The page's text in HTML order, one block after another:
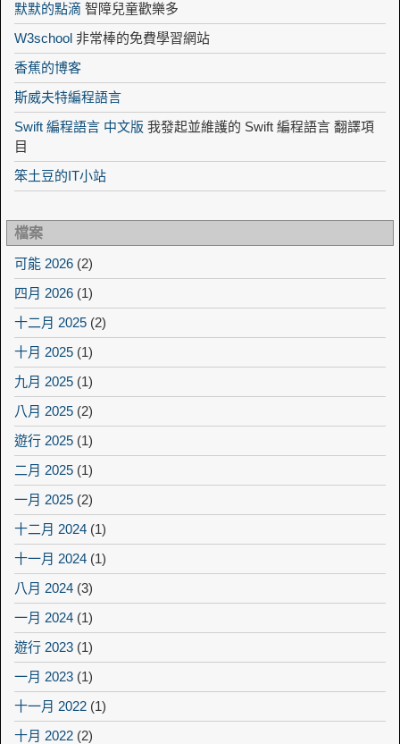
默默的點滴 智障兒童歡樂多
W3school 非常棒的免費學習網站
香蕉的博客
斯威夫特編程語言
Swift 編程語言 中文版 我發起並維護的 Swift 編程語言 翻譯項
目
笨土豆的IT小站
檔案
可能 2026 (2)
四月 2026 (1)
十二月 2025 (2)
十月 2025 (1)
九月 2025 (1)
八月 2025 (2)
遊行 2025 (1)
二月 2025 (1)
一月 2025 (2)
十二月 2024 (1)
十一月 2024 (1)
八月 2024 (3)
一月 2024 (1)
遊行 2023 (1)
一月 2023 (1)
十一月 2022 (1)
十月 2022 (2)